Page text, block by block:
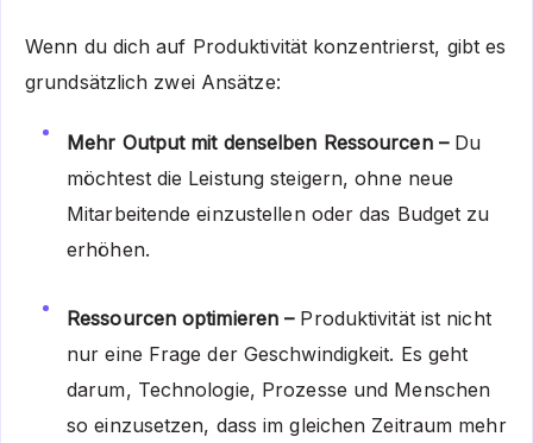
Wenn du dich auf Produktivität konzentrierst, gibt es
grundsätzlich zwei Ansätze:
Mehr Output mit denselben Ressourcen –Du
möchtest die Leistung steigern, ohne neue
Mitarbeitende einzustellen oder das Budget zu
erhöhen.
Ressourcen optimieren –Produktivität ist nicht
nur eine Frage der Geschwindigkeit. Es geht
darum, Technologie, Prozesse und Menschen
so einzusetzen, dass im gleichen Zeitraum mehr